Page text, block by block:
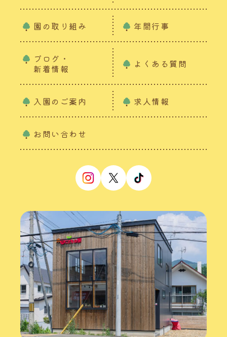
園の取り組み 年間行事
ブログ・
新着情報
よくある質問
入園のご案内 求人情報
お問い合わせ